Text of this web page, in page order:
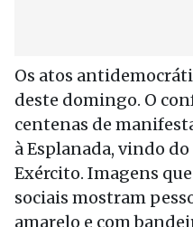
Os atos
deste domingo. O
centenas de
à Esplanada, vindo
Exército. Imagens
sociais mostram
amarelo e com